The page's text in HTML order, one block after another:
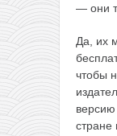
— они
Да, их
чтобы
версию
стране